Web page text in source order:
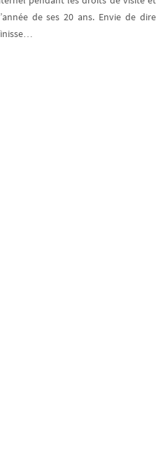
de ses 20 ans. Envie de dire